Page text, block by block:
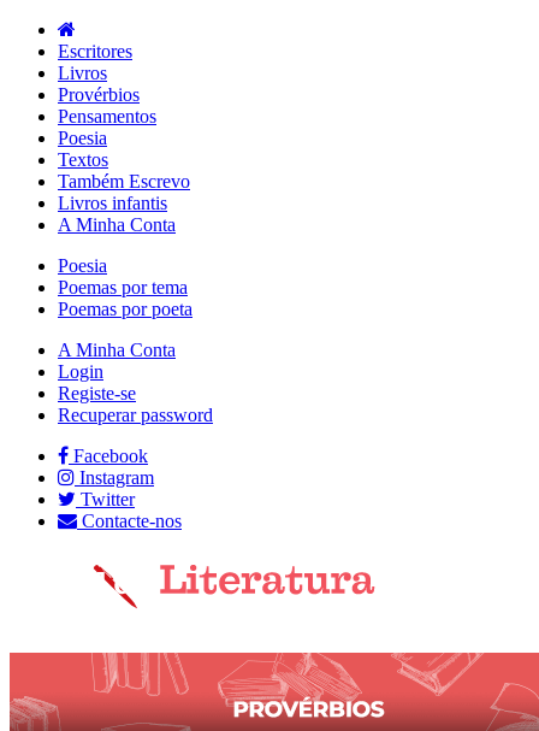
Escritores
Livros
Provérbios
Pensamentos
Poesia
Textos
Também Escrevo
Livros infantis
A Minha Conta
Poesia
Poemas por tema
Poemas por poeta
A Minha Conta
Login
Registe-se
Recuperar password
Facebook
Instagram
Twitter
Contacte-nos